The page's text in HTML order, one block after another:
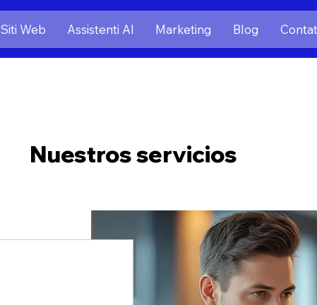
Siti Web Assistenti AI Marketing Blog
Nuestros servicios